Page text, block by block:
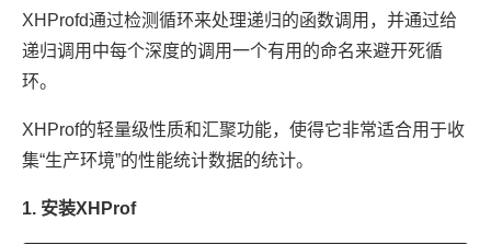
XHProfd通过检测循环来处理递归的函数调用，并通过给
递归调用中每个深度的调用一个有用的命名来避开死循
环。
XHProf的轻量级性质和汇聚功能，使得它非常适合用于收
集“生产环境”的性能统计数据的统计。
1. 安装XHProf